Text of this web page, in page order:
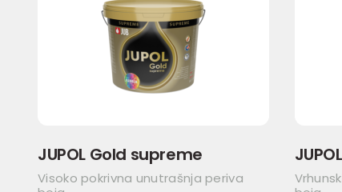
JUPOL Gold supreme
Visoko pokrivna unutrašnja periva